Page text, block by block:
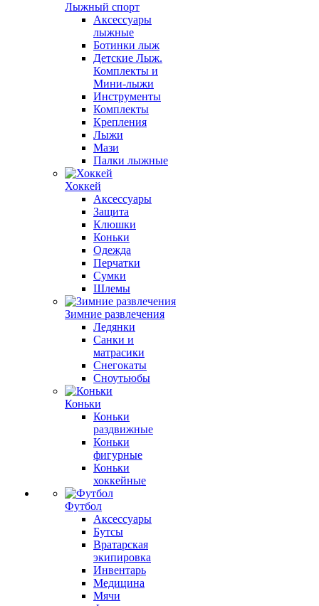
Лыжный спорт
Аксессуары
лыжные
Ботинки лыж
Детские Лыж.
Комплекты и
Мини-лыжи
Инструменты
Комплекты
Крепления
Лыжи
Мази
Палки лыжные
Хоккей
Аксессуары
Защита
Клюшки
Коньки
Одежда
Перчатки
Сумки
Шлемы
Зимние развлечения
Ледянки
Санки и
матрасики
Снегокаты
Сноутьюбы
Коньки
Коньки
раздвижные
Коньки
фигурные
Коньки
хоккейные
Футбол
Аксессуары
Бутсы
Вратарская
экипировка
Инвентарь
Медицина
Мячи